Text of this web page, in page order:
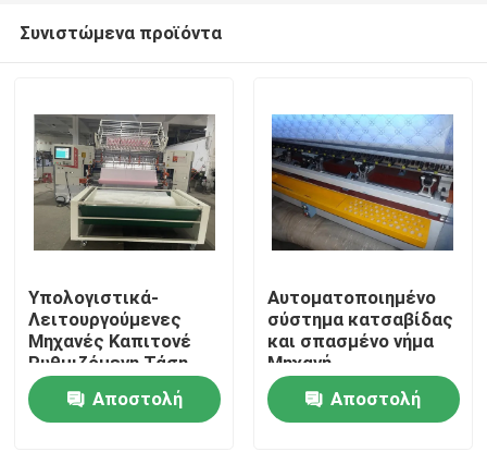
Σπίτι
Προϊόντα
Συνιστώμενα προϊόντα
Υπολογιστικά-
Λειτουργούμενες
Μηχανές Καπιτονέ
Ρυθμιζόμενη Τάση
Νήματος για Συνεπή
και Επαγγελματικά
Αποτελέσματα
Αποστολή
Αυτοματοποιημένο
σύστημα κατσαβίδας
και σπασμένο νήμα
Μηχανή
αυτοαποστολής
Υπολογιστική μηχανή
για την κατσαβίδωση
Αποστολή